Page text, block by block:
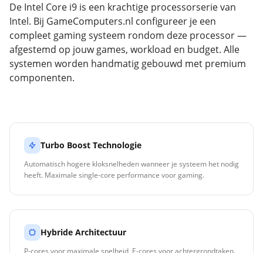
De Intel Core i9 is een krachtige processorserie van
Intel. Bij GameComputers.nl configureer je een
compleet gaming systeem rondom deze processor —
afgestemd op jouw games, workload en budget. Alle
systemen worden handmatig gebouwd met premium
componenten.
Turbo Boost Technologie
Automatisch hogere kloksnelheden wanneer je systeem het nodig
heeft. Maximale single-core performance voor gaming.
Hybride Architectuur
P-cores voor maximale snelheid, E-cores voor achtergrondtaken.